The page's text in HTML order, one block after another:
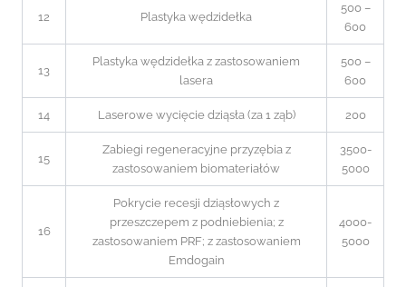
12 Plastyka wędzidełka
500 –
600
13
Plastyka wędzidełka z zastosowaniem
lasera
500 –
600
14 Laserowe wycięcie dziąsła (za 1 ząb) 200
15
Zabiegi regeneracyjne przyzębia z
zastosowaniem biomateriałów
3500-
5000
16
Pokrycie recesji dziąsłowych z
przeszczepem z podniebienia; z
zastosowaniem PRF; z zastosowaniem
Emdogain
4000-
5000